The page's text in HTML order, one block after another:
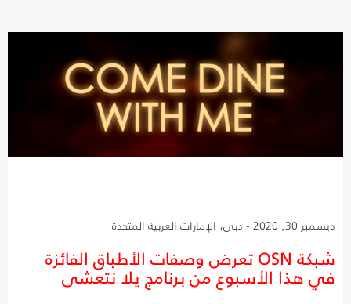
ديسمبر 30, 2020 - دبي، الإمارات العربية المتحدة
شبكة OSN تعرض وصفات الأطباق الفائزة
في هذا الأسبوع من برنامج يلا نتعشى